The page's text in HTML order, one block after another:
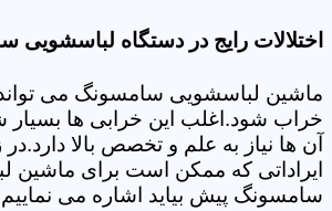
اختلالات رایج در دستگاه لباسشویی
ماشین لباسشویی سامسونگ می
خراب شود.اغلب این خرابی ها بسیار
آن ها نیاز به علم و تخصص بالا
ایراداتی که ممکن است برای ماشین
سامسونگ پیش بیاید اشاره می